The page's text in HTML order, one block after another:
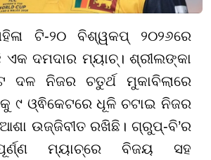
ଟି-୨୦ ବିଶ୍ୱକପ୍ ୨୦୨୬ରେ
ଏକ ଦମଦାର ମ୍ୟାଚ୍। ଶ୍ରୀଲଙ୍କା
ଦଳ ନିଜର ଚତୁର୍ଥ ମୁକାବିଲାରେ
୯ ଓ୍ଵିକେଟରେ ଧୂଳି ଚଟାଇ ନିଜର
ଉଜ୍ଜିବୀତ ରଖିଛି। ଗ୍ରୁପ୍-ବି’ର
ମ୍ୟାଚ୍ରେ ବିଜୟ ସହ